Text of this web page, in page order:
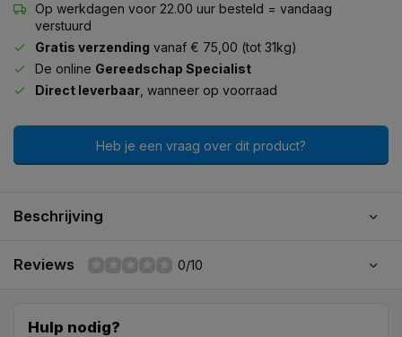
Op werkdagen voor 22.00 uur besteld = vandaag
verstuurd
Gratis verzending vanaf € 75,00 (tot 31kg)
De online Gereedschap Specialist
Direct leverbaar , wanneer op voorraad
Heb je een vraag over dit product?
Beschrijving
Reviews 0/10
Hulp nodig?